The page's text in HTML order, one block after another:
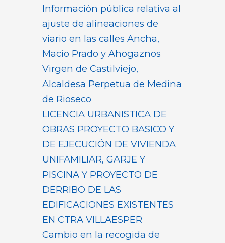
Información pública relativa al
ajuste de alineaciones de
viario en las calles Ancha,
Macio Prado y Ahogaznos
Virgen de Castilviejo,
Alcaldesa Perpetua de Medina
de Rioseco
LICENCIA URBANISTICA DE
OBRAS PROYECTO BASICO Y
DE EJECUCIÓN DE VIVIENDA
UNIFAMILIAR, GARJE Y
PISCINA Y PROYECTO DE
DERRIBO DE LAS
EDIFICACIONES EXISTENTES
EN CTRA VILLAESPER
Cambio en la recogida de